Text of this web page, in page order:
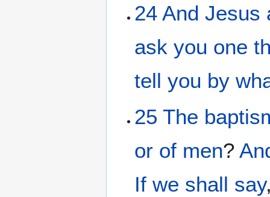
24 And Jesus
ask you one
tell you by
25 The
or of men?
If we shall say